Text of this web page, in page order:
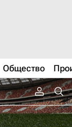
Общество